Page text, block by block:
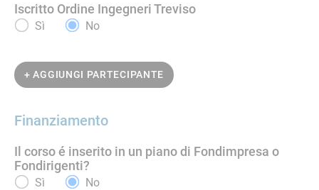
Iscritto Ordine Ingegneri Treviso
Sì No
+ AGGIUNGI PARTECIPANTE
Finanziamento
Il corso é inserito in un piano di Fondimpresa o
Fondirigenti?
Sì No